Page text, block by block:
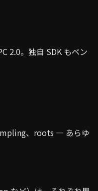
2.0。独自 SDK もベン
、roots — あらゆ